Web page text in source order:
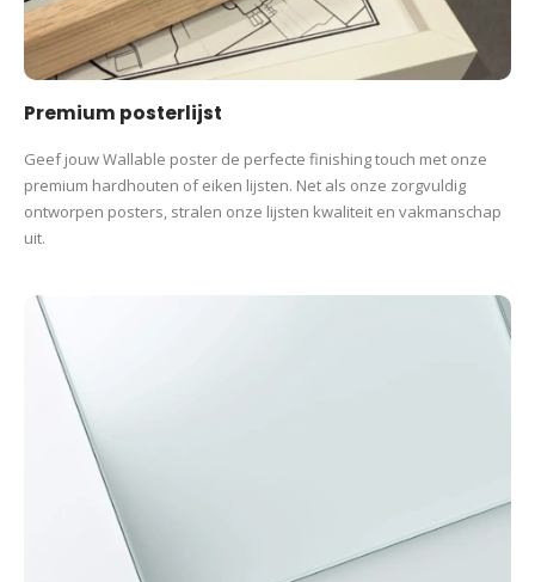
Premium posterlijst
Geef jouw Wallable poster de perfecte finishing touch met onze
premium hardhouten of eiken lijsten. Net als onze zorgvuldig
ontworpen posters, stralen onze lijsten kwaliteit en vakmanschap
uit.